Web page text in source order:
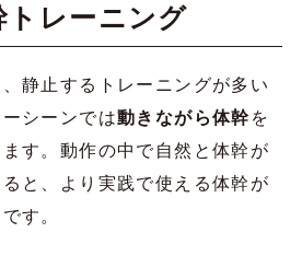
トレーニング
静止するトレーニングが多い
シーンでは動きながら体幹を
す。動作の中で自然と体幹が
と、より実践で使える体幹が
す。